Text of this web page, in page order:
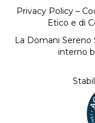
Privacy Policy –
Etico e di
La Domani
interno